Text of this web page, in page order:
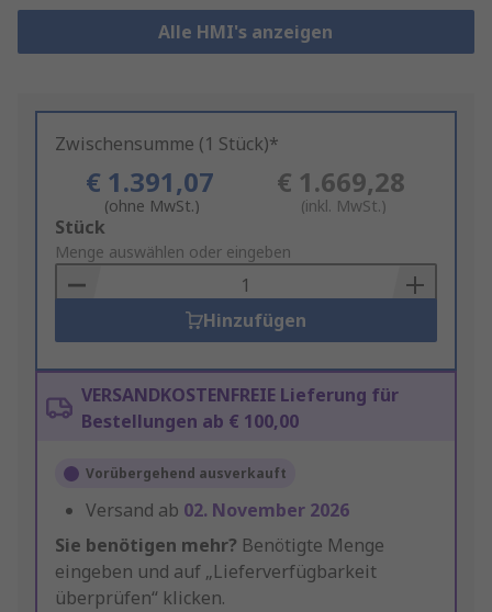
Alle HMI's anzeigen
Zwischensumme (1 Stück)*
€ 1.391,07
(ohne MwSt.)
€ 1.669,28
(inkl. MwSt.)
Add
to
Basket
Stück
Menge auswählen oder eingeben
Hinzufügen
VERSANDKOSTENFREIE Lieferung für
Bestellungen ab € 100,00
Vorübergehend ausverkauft
Versand ab 02. November 2026
Sie benötigen mehr? Benötigte Menge
eingeben und auf „Lieferverfügbarkeit
überprüfen“ klicken.